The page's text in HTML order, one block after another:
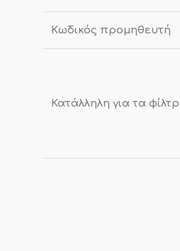
Κωδικός προμηθευτή
Κατάλληλη για τα